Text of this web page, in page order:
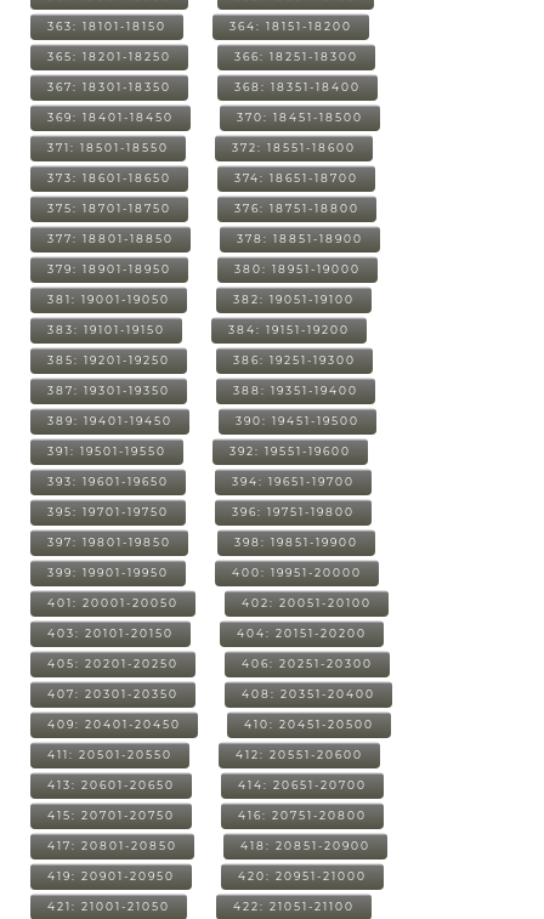
363: 18101-18150 364: 18151-18200
365: 18201-18250 366: 18251-18300
367: 18301-18350 368: 18351-18400
369: 18401-18450 370: 18451-18500
371: 18501-18550 372: 18551-18600
373: 18601-18650 374: 18651-18700
375: 18701-18750 376: 18751-18800
377: 18801-18850 378: 18851-18900
379: 18901-18950 380: 18951-19000
381: 19001-19050 382: 19051-19100
383: 19101-19150 384: 19151-19200
385: 19201-19250 386: 19251-19300
387: 19301-19350 388: 19351-19400
389: 19401-19450 390: 19451-19500
391: 19501-19550 392: 19551-19600
393: 19601-19650 394: 19651-19700
395: 19701-19750 396: 19751-19800
397: 19801-19850 398: 19851-19900
399: 19901-19950 400: 19951-20000
401: 20001-20050 402: 20051-20100
403: 20101-20150 404: 20151-20200
405: 20201-20250 406: 20251-20300
407: 20301-20350 408: 20351-20400
409: 20401-20450 410: 20451-20500
411: 20501-20550 412: 20551-20600
413: 20601-20650 414: 20651-20700
415: 20701-20750 416: 20751-20800
417: 20801-20850 418: 20851-20900
419: 20901-20950 420: 20951-21000
421: 21001-21050 422: 21051-21100